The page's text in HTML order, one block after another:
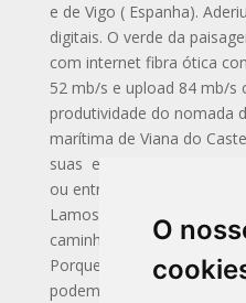
O
e de Vigo ( Espanha).
digitais. O verde da
com internet fibra ótica
52 mb/s e upload 84 mb/s
produtividade do nomada
marítima de Viana do
suas excelentes praias
ou entre as actividades do
Lamosa, como paddle
caminhadas, pode este
Porque nos preocupamos
podem mover-se entre a